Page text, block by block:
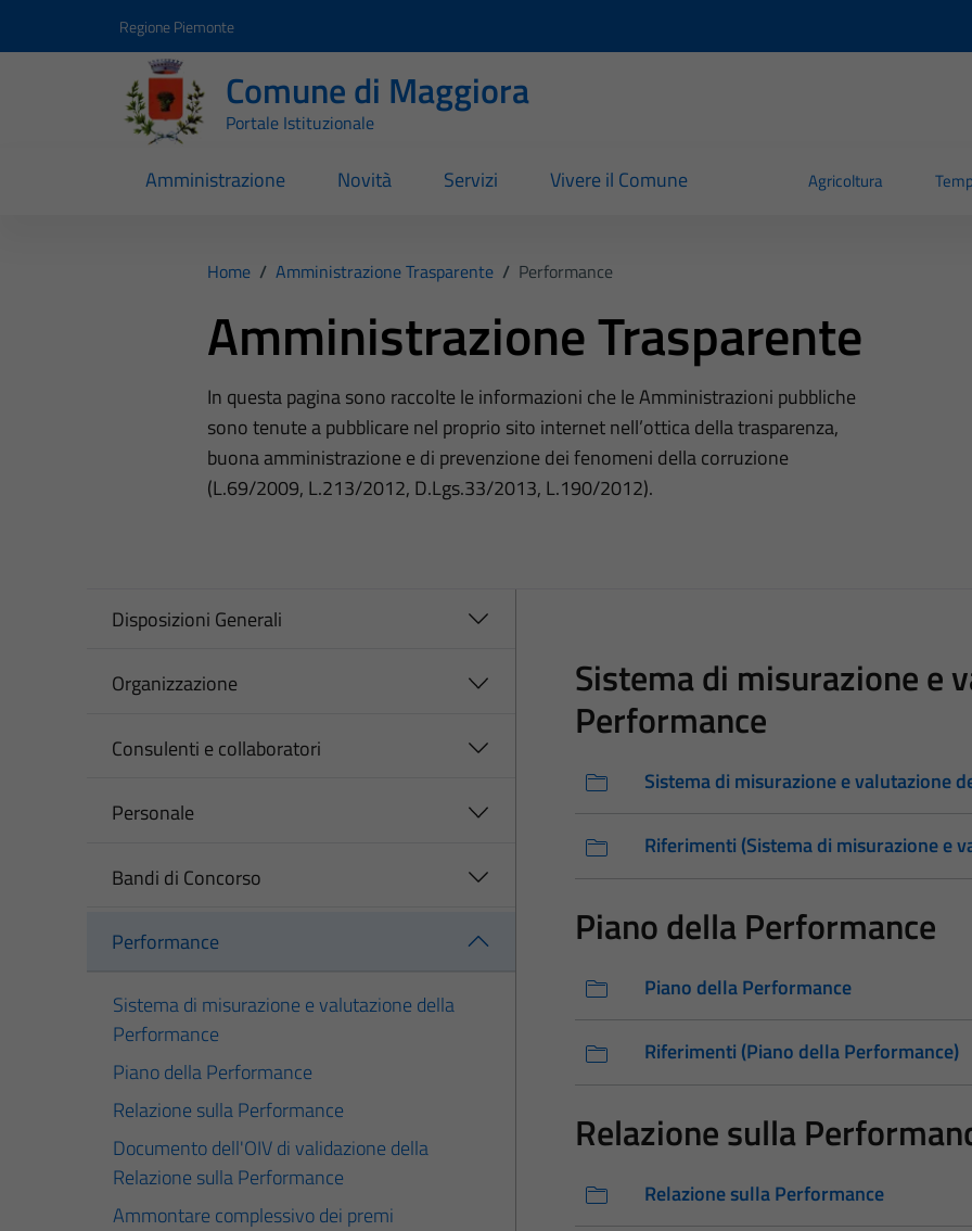
Regione Piemonte
Comune di Maggiora
Portale Istituzionale
Amministrazione Novità Servizi Vivere il Comune Agricoltura
Home / Amministrazione Trasparente / Performance
Amministrazione Trasparente
In questa pagina sono raccolte le informazioni che le Amministrazioni pubbliche
sono tenute a pubblicare nel proprio sito internet nell’ottica della trasparenza,
buona amministrazione e di prevenzione dei fenomeni della corruzione
(L.69/2009, L.213/2012, D.Lgs.33/2013, L.190/2012).
Disposizioni Generali
Organizzazione
Consulenti e collaboratori
Personale
Bandi di Concorso
Performance
Sistema di misurazione e valutazione della
Performance
Piano della Performance
Relazione sulla Performance
Documento dell'OIV di validazione della
Relazione sulla Performance
Ammontare complessivo dei premi
Sistema di misurazione e
Performance
Sistema di misurazione e valutazione
Riferimenti (Sistema di misurazione e
Piano della Performance
Piano della Performance
Riferimenti (Piano della Performance)
Relazione sulla
Relazione sulla Performance